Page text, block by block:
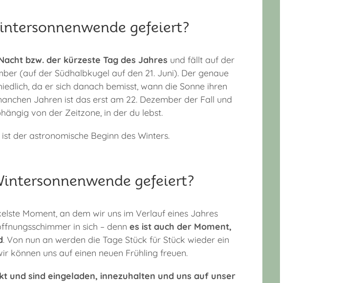
gefeiert?
bzw. der kürzeste Tag des Jahres und fällt auf der
(auf der Südhalbkugel auf den 21. Juni). Der genaue
da er sich danach bemisst, wann die Sonne ihren
Jahren ist das erst am 22. Dezember der Fall und
von der Zeitzone, in der du lebst.
der astronomische Beginn des Winters.
gefeiert?
Moment, an dem wir uns im Verlauf eines Jahres
in sich – denn es ist auch der Moment,
. Von nun an werden die Tage Stück für Stück wieder ein
können uns auf einen neuen Frühling freuen.
und sind eingeladen, innezuhalten und uns auf unser